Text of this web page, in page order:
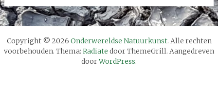
Copyright © 2026 Onderwereldse Natuurkunst. Alle rechten
voorbehouden. Thema: Radiate door ThemeGrill. Aangedreven
doorWordPress.